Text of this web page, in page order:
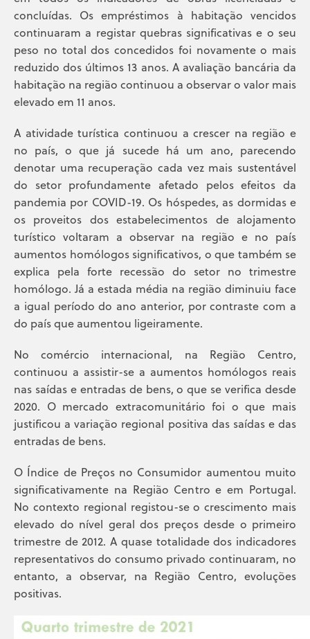
concluídas. Os empréstimos à habitação vencidos
continuaram a registar quebras significativas e o seu
peso no total dos concedidos foi novamente o mais
reduzido dos últimos 13 anos. A avaliação bancária da
habitação na região continuou a observar o valor mais
elevado em 11 anos.
A atividade turística continuou a crescer na região e
no país, o que já sucede há um ano, parecendo
denotar uma recuperação cada vez mais sustentável
do setor profundamente afetado pelos efeitos da
pandemia por COVID-19. Os hóspedes, as dormidas e
os proveitos dos estabelecimentos de alojamento
turístico voltaram a observar na região e no país
aumentos homólogos significativos, o que também se
explica pela forte recessão do setor no trimestre
homólogo. Já a estada média na região diminuiu face
a igual período do ano anterior, por contraste com a
do país que aumentou ligeiramente.
No comércio internacional, na Região Centro,
continuou a assistir-se a aumentos homólogos reais
nas saídas e entradas de bens, o que se verifica desde
2020. O mercado extracomunitário foi o que mais
justificou a variação regional positiva das saídas e das
entradas de bens.
O Índice de Preços no Consumidor aumentou muito
significativamente na Região Centro e em Portugal.
No contexto regional registou-se o crescimento mais
elevado do nível geral dos preços desde o primeiro
trimestre de 2012. A quase totalidade dos indicadores
representativos do consumo privado continuaram, no
entanto, a observar, na Região Centro, evoluções
positivas.